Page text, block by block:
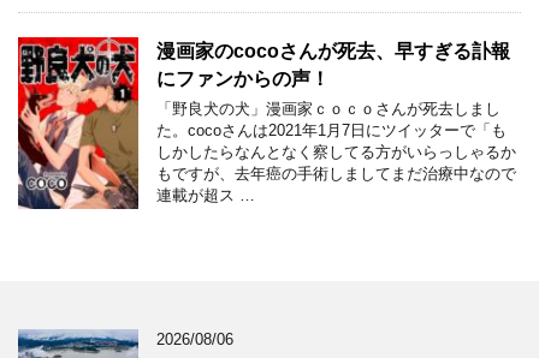
漫画家のcocoさんが死去、早すぎる訃報
にファンからの声！
「野良犬の犬」漫画家ｃｏｃｏさんが死去しまし
た。cocoさんは2021年1月7日にツイッターで「も
しかしたらなんとなく察してる方がいらっしゃるか
もですが、去年癌の手術しましてまだ治療中なので
連載が超ス …
2026/08/06